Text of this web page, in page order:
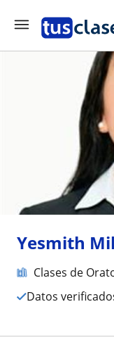
Yesmith
Clases de
Datos